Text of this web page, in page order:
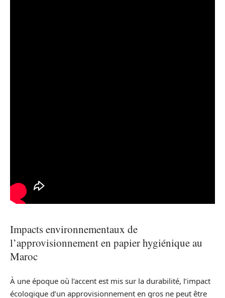
Impacts environnementaux de
l’approvisionnement en papier hygiénique au
Maroc
À une époque où l’accent est mis sur la durabilité, l’impact
écologique d’un approvisionnement en gros ne peut être